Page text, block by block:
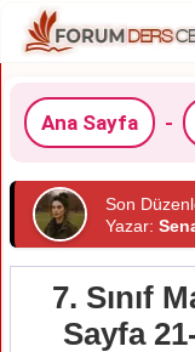
Ana Sayfa -
Son
Yazar:
7. Sınıf
Sayfa